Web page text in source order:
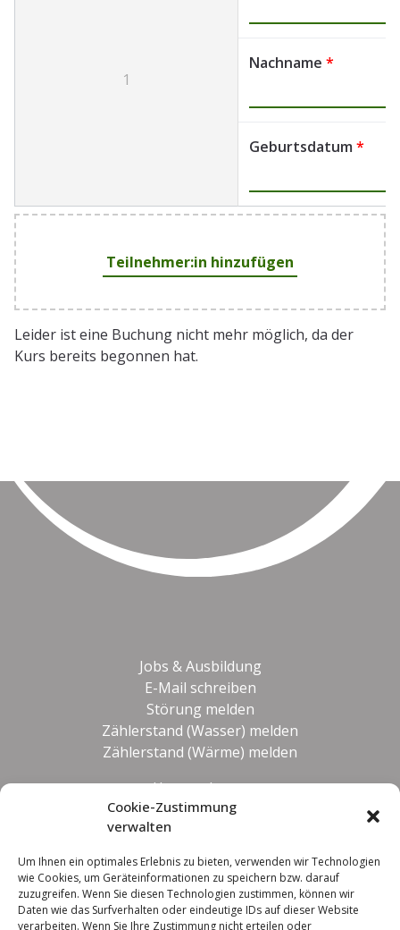
Cookie-Zustimmung
verwalten
Um Ihnen ein optimales Erlebnis zu bieten, verwenden wir Technologien
wie Cookies, um Geräteinformationen zu speichern bzw. darauf
zuzugreifen. Wenn Sie diesen Technologien zustimmen, können wir
Daten wie das Surfverhalten oder eindeutige IDs auf dieser Website
verarbeiten. Wenn Sie Ihre Zustimmung nicht erteilen oder
1
Nachname *
Geburtsdatum *
Teilnehmer:in hinzufügen
Leider ist eine Buchung nicht mehr möglich, da der
Kurs bereits begonnen hat.
Jobs & Ausbildung
E-Mail schreiben
Störung melden
Zählerstand (Wasser) melden
Zählerstand (Wärme) melden
Unternehmen
Impressum
Datenschutz